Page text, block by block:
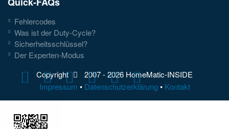
Fehlercodes
Was ist der Duty-Cycle?
Sicherheitsschlüssel?
Der Experten-Modus
Copyright
2007 - 2026 HomeMatic-INSIDE
Impressum • Datenschutzerklärung• Kontakt